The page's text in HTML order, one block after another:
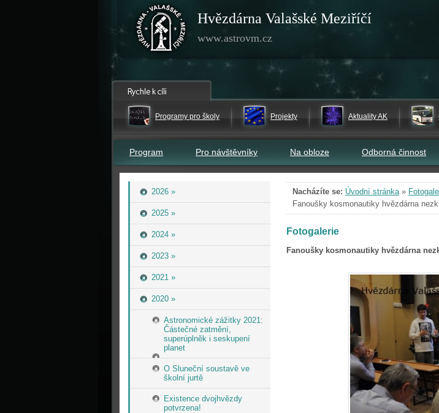
Hvězdárna Valašské Meziříčí
www.astrovm.cz
Programy pro školy Projekty Aktuality AK
Program Pro návštěvníky Na obloze Odborná činnost
2026 »
2025 »
2024 »
2023 »
2021 »
2020 »
Astronomické zážitky 2021:
Částečné zatmění,
superúplněk i seskupení
planet
O Sluneční soustavě ve
školní jurtě
Existence dvojhvězdy
potvrzena!
Nacházíte se: Úvodní stránka»
Fanoušky kosmonautiky hvězdárna
Fotogalerie
Fanoušky kosmonautiky hvězdárna